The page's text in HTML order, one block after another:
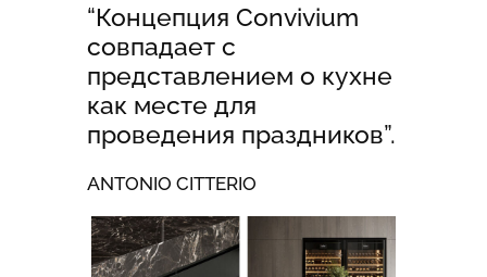
“Концепция Convivium
совпадает с
представлением о кухне
как месте для
проведения праздников”.
ANTONIO CITTERIO